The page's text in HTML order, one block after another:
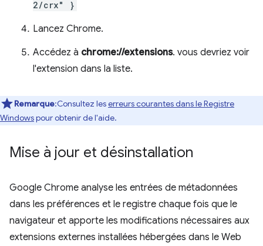
2/crx" }
Lancez Chrome.
Accédez à chrome://extensions. vous devriez voir
l'extension dans la liste.
Remarque:Consultez leserreurs courantes dans le Registre
Windowspour obtenir de l'aide.
Mise à jour et désinstallation
Google Chrome analyse les entrées de métadonnées
dans les préférences et le registre chaque fois que le
navigateur et apporte les modifications nécessaires aux
extensions externes installées hébergées dans le Web